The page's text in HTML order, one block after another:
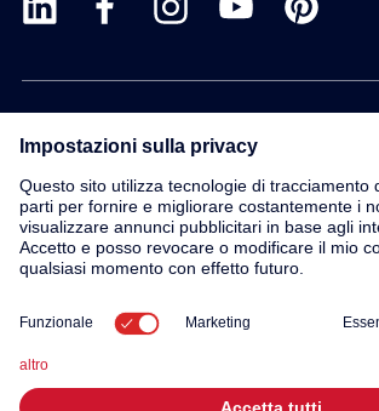
Prodotti
Servizio
Contatto